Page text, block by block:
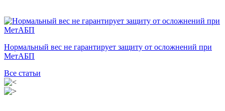
Нормальный вес не гарантирует защиту от осложнений при
МетАБП
Все статьи